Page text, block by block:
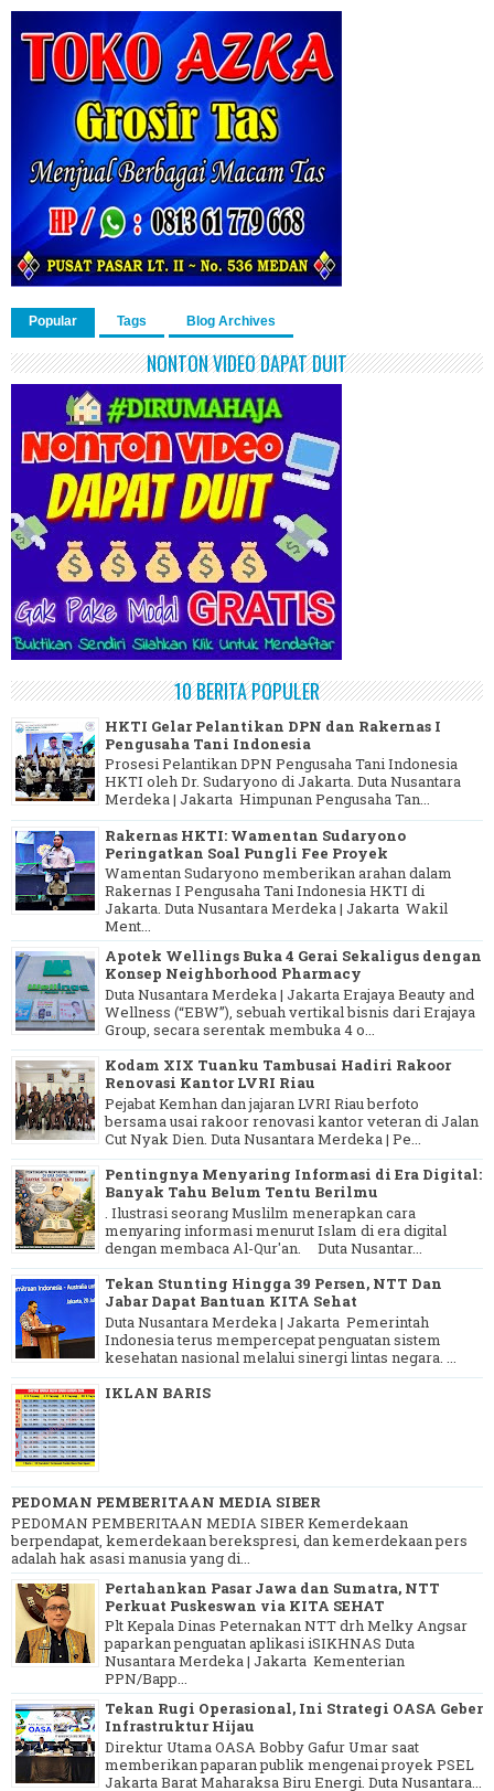
Popular Tags Blog Archives
NONTON VIDEO DAPAT DUIT
10 BERITA POPULER
HKTI Gelar Pelantikan DPN dan Rakernas I
Pengusaha Tani Indonesia
Prosesi Pelantikan DPN Pengusaha Tani Indonesia
HKTI oleh Dr. Sudaryono di Jakarta. Duta Nusantara
Merdeka | Jakarta Himpunan Pengusaha Tan...
Rakernas HKTI: Wamentan Sudaryono
Peringatkan Soal Pungli Fee Proyek
Wamentan Sudaryono memberikan arahan dalam
Rakernas I Pengusaha Tani Indonesia HKTI di
Jakarta. Duta Nusantara Merdeka | Jakarta Wakil
Ment...
Apotek Wellings Buka 4 Gerai Sekaligus dengan
Konsep Neighborhood Pharmacy
Duta Nusantara Merdeka | Jakarta Erajaya Beauty and
Wellness (“EBW”), sebuah vertikal bisnis dari Erajaya
Group, secara serentak membuka 4 o...
Kodam XIX Tuanku Tambusai Hadiri Rakoor
Renovasi Kantor LVRI Riau
Pejabat Kemhan dan jajaran LVRI Riau berfoto
bersama usai rakoor renovasi kantor veteran di Jalan
Cut Nyak Dien. Duta Nusantara Merdeka | Pe...
Pentingnya Menyaring Informasi di Era Digital:
Banyak Tahu Belum Tentu Berilmu
. Ilustrasi seorang Muslilm menerapkan cara
menyaring informasi menurut Islam di era digital
dengan membaca Al-Qur'an. Duta Nusantar...
Tekan Stunting Hingga 39 Persen, NTT Dan
Jabar Dapat Bantuan KITA Sehat
Duta Nusantara Merdeka | Jakarta Pemerintah
Indonesia terus mempercepat penguatan sistem
kesehatan nasional melalui sinergi lintas negara. ...
IKLAN BARIS
PEDOMAN PEMBERITAAN MEDIA SIBER
PEDOMAN PEMBERITAAN MEDIA SIBER Kemerdekaan
berpendapat, kemerdekaan berekspresi, dan kemerdekaan pers
adalah hak asasi manusia yang di...
Pertahankan Pasar Jawa dan Sumatra, NTT
Perkuat Puskeswan via KITA SEHAT
Plt Kepala Dinas Peternakan NTT drh Melky Angsar
paparkan penguatan aplikasi iSIKHNAS Duta
Nusantara Merdeka | Jakarta Kementerian
PPN/Bapp...
Tekan Rugi Operasional, Ini Strategi OASA Geber
Infrastruktur Hijau
Direktur Utama OASA Bobby Gafur Umar saat
memberikan paparan publik mengenai proyek PSEL
Jakarta Barat Maharaksa Biru Energi. Duta Nusantara...